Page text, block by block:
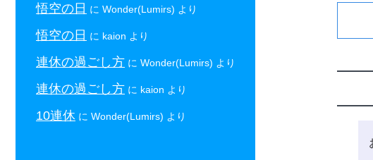
悟空の日 に Wonder(Lumirs) より
悟空の日 に kaion より
連休の過ごし方 に Wonder(Lumirs) より
連休の過ごし方 に kaion より
10連休 に Wonder(Lumirs) より